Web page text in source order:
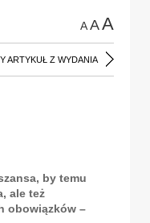
AAA
ARTYKUŁ Z WYDANIA
by temu
ale też
obowiązków –